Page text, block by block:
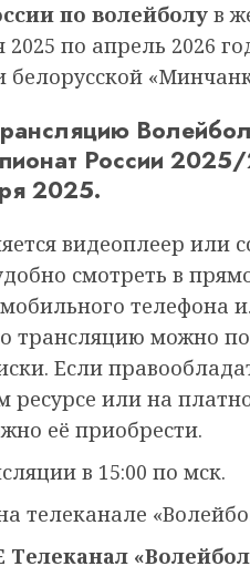
по волейболу в
по апрель 2026
белорусской
России
2025.
видеоплеер или
смотреть в
телефона
трансляцию можно
Если
ресурсе или на
её приобрести.
в 15:00 по мск.
телеканале
Телеканал